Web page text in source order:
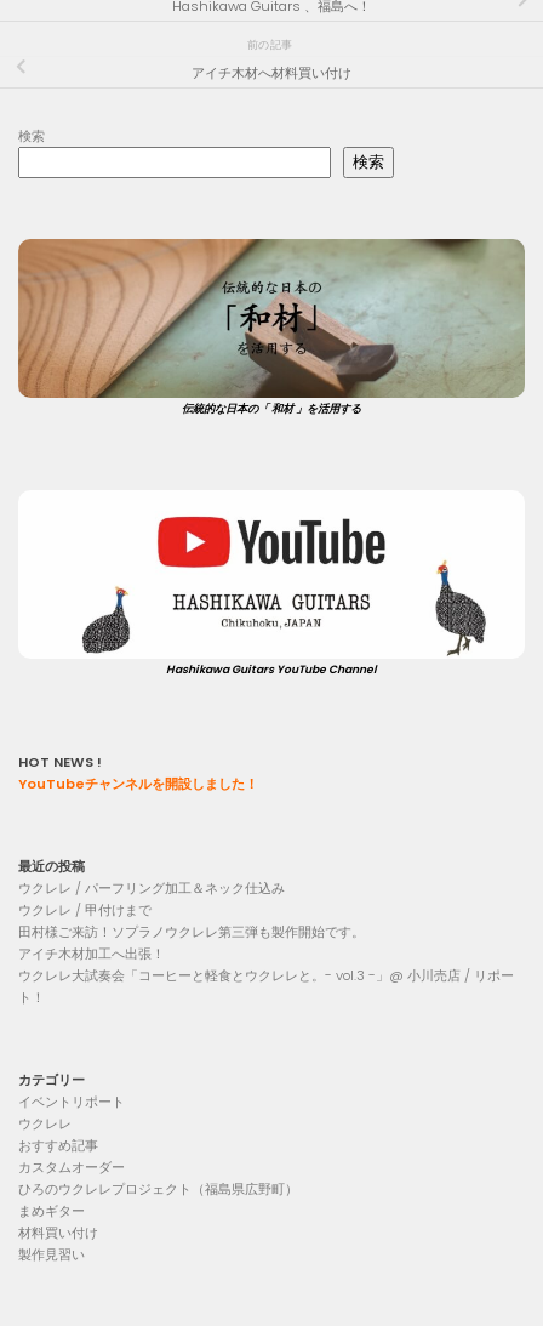
Hashikawa Guitars 、福島へ！
前の記事
アイチ木材へ材料買い付け
検索
検索
伝統的な日本の「 和材 」を活用する
Hashikawa Guitars YouTube Channel
HOT NEWS !
YouTubeチャンネルを開設しました！
最近の投稿
ウクレレ / パーフリング加工＆ネック仕込み
ウクレレ / 甲付けまで
田村様ご来訪！ソプラノウクレレ第三弾も製作開始です。
アイチ木材加工へ出張！
ウクレレ大試奏会「コーヒーと軽食とウクレレと。- vol.3 -」@ 小川売店 / リポー
ト！
カテゴリー
イベントリポート
ウクレレ
おすすめ記事
カスタムオーダー
ひろのウクレレプロジェクト（福島県広野町）
まめギター
材料買い付け
製作見習い